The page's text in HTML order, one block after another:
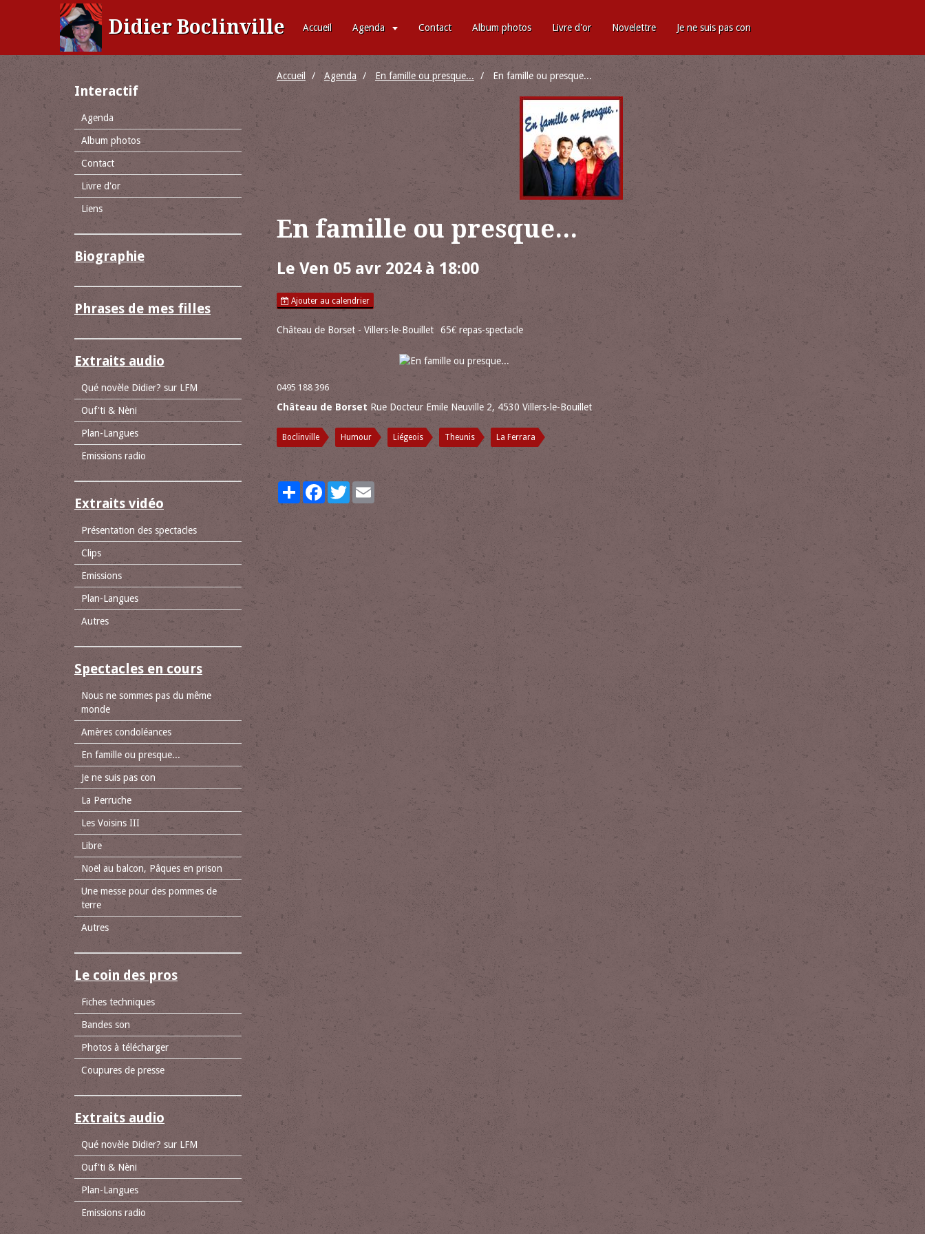
Didier Boclinville Accueil Agenda Contact Album photos Livre d'or Novelettre Je ne suis pas con
Accueil Agenda En famille ou presque... En famille ou presque...
En famille ou presque...
Le Ven 05 avr 2024 à 18:00
Ajouter au calendrier
Château de Borset - Villers-le-Bouillet 65€ repas-spectacle
0495 188 396
Château de Borset Rue Docteur Emile Neuville 2, 4530 Villers-le-Bouillet
Boclinville Humour Liégeois Theunis La Ferrara
PartagerFacebookTwitter Email
Interactif
Agenda
Album photos
Contact
Livre d'or
Liens
Biographie
Phrases de mes filles
Extraits audio
Qué novèle Didier? sur LFM
Ouf'ti & Nèni
Plan-Langues
Emissions radio
Extraits vidéo
Présentation des spectacles
Clips
Emissions
Plan-Langues
Autres
Spectacles en cours
Nous ne sommes pas du même
monde
Amères condoléances
En famille ou presque...
Je ne suis pas con
La Perruche
Les Voisins III
Libre
Noël au balcon, Pâques en prison
Une messe pour des pommes de
terre
Autres
Le coin des pros
Fiches techniques
Bandes son
Photos à télécharger
Coupures de presse
Extraits audio
Qué novèle Didier? sur LFM
Ouf'ti & Nèni
Plan-Langues
Emissions radio